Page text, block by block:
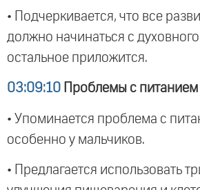
• Подчеркивается, что все
должно начинаться с
остальное приложится.
03:09:10 Проблемы с питанием
• Упоминается проблема с
особенно у мальчиков.
• Предлагается использовать